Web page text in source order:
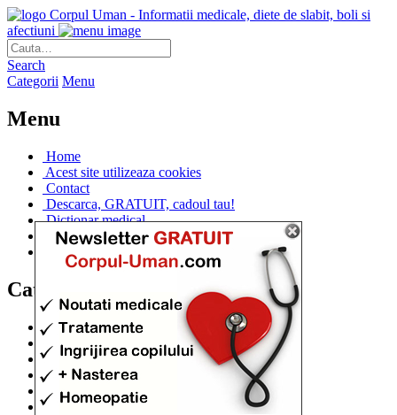
Corpul Uman - Informatii medicale, diete de slabit, boli si
afectiuni
Search
Categorii Menu
Menu
Home
Acest site utilizeaza cookies
Contact
Descarca, GRATUIT, cadoul tau!
Dictionar medical
Dr. Cristina IANUC
Linkuri utile
Categorii
Diete si cure de slabire
(706)
Afectiuni si Boli
(401)
Corpul de la A la Z(315)
Medicina Naturista
Anatomie
(295)
Alimentatia(259)